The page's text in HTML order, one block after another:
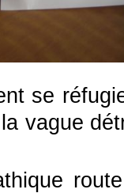
se
vague